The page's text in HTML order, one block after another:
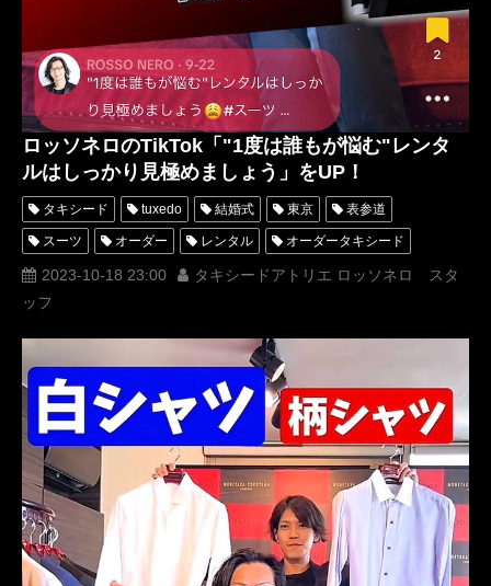
ロッソネロのTikTok「"1度は誰もが悩む"レンタ
ルはしっかり見極めましょう」をUP！
タキシード tuxedo 結婚式 東京 表参道
スーツ オーダー レンタル オーダータキシード
レンタルタキシード ロッソネロ 蝶ネクタイ 人気
横山宗生
オーダータキシード名古屋 新郎衣装
レンタルタキシード東京 レンタルタキシード名古屋
ROSSONERO タキシードオーダー東京
タキシードレンタル東京 タキシード靴 青山 TikTok
TikToker オーダータキシード横浜 レンタルタキシード横浜
MUMNETAKAYOKOYAMA 疑問 解決 お悩み相談
2023-10-18 23:00
タキシードアトリエ ロッソネロ スタ
ッフ